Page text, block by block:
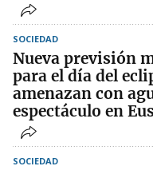
SOCIEDAD
Nueva previsión
para el día del
amenazan con
espectáculo en
SOCIEDAD